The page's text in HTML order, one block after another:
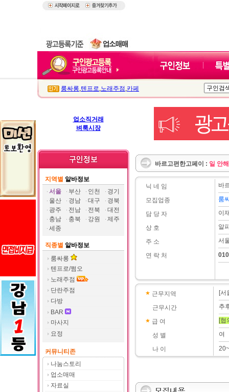
룸싸롱,텐프로,노래주점 ,카페
업소직거래
벼룩시장
지역별 알바정보
서울
부산 인천
경기
울산
경남 대구
경북
광주
전남 전북
대전
충남
충북 강원
제주
세종
직종별 알바정보
룸싸롱
텐프로/쩜오
노래주점
단란주점
다방
BAR
마사지
요정
커뮤니티존
나눔스토리
업소매매
자료실
바르고편한고페이 : 일 안
닉 네 임
모집업종
담 당 자
상 호
주 소
연 락 처
바
룸
이
알
서
근무지역
근무시간
급 여
성 별
나 이
[서
추
[협
여